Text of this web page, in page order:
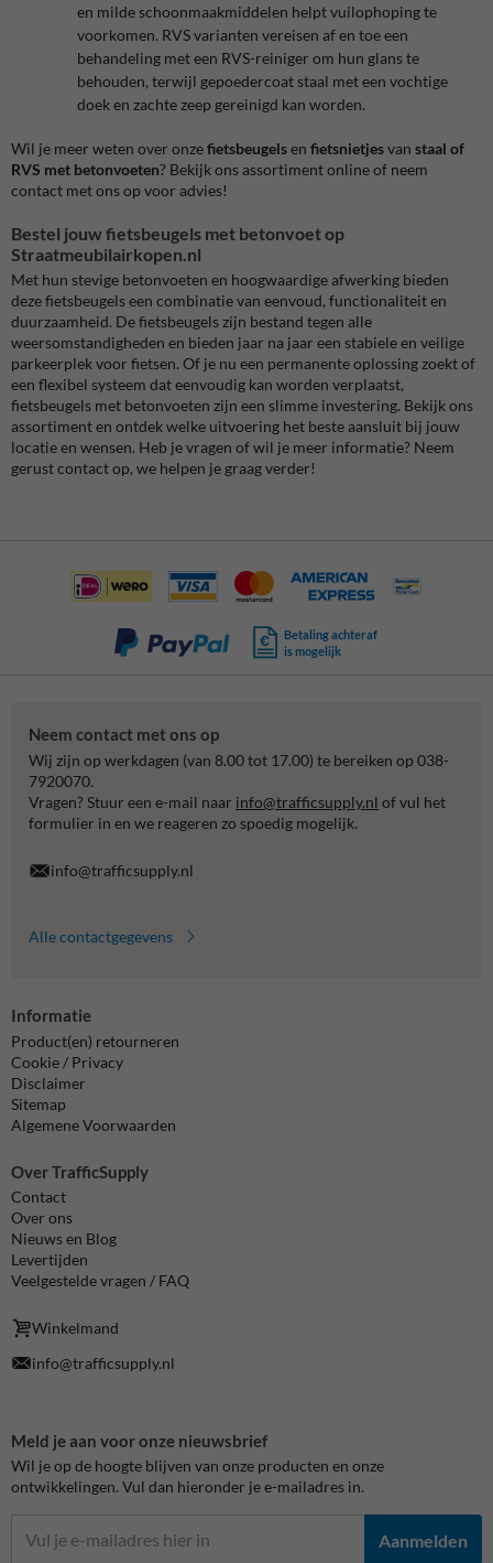
en milde schoonmaakmiddelen helpt vuilophoping te
voorkomen. RVS varianten vereisen af en toe een
behandeling met een RVS-reiniger om hun glans te
behouden, terwijl gepoedercoat staal met een vochtige
doek en zachte zeep gereinigd kan worden.
Wil je meer weten over onzefietsbeugelsen fietsnietjesvan staal of
RVS met betonvoeten? Bekijk ons assortiment online of neem
contact met ons op voor advies!
Bestel jouw fietsbeugels met betonvoet op
Straatmeubilairkopen.nl
Met hun stevige betonvoeten en hoogwaardige afwerking bieden
deze fietsbeugels een combinatie van eenvoud, functionaliteit en
duurzaamheid. De fietsbeugels zijn bestand tegen alle
weersomstandigheden en bieden jaar na jaar een stabiele en veilige
parkeerplek voor fietsen. Of je nu een permanente oplossing zoekt of
een flexibel systeem dat eenvoudig kan worden verplaatst,
fietsbeugels met betonvoeten zijn een slimme investering. Bekijk ons
assortiment en ontdek welke uitvoering het beste aansluit bij jouw
locatie en wensen. Heb je vragen of wil je meer informatie? Neem
gerust contact op, we helpen je graag verder!
Betaling achteraf
is mogelijk
Neem contact met ons op
Wij zijn op werkdagen (van 8.00 tot 17.00) te bereiken op 038-
7920070.
Vragen? Stuur een e-mail naar info@trafficsupply.nl of vul het
formulier in en we reageren zo spoedig mogelijk.
info@trafficsupply.nl
Alle contactgegevens
Informatie
Product(en) retourneren
Cookie / Privacy
Disclaimer
Sitemap
Algemene Voorwaarden
Over TrafficSupply
Contact
Over ons
Nieuws en Blog
Levertijden
Veelgestelde vragen / FAQ
Winkelmand
info@trafficsupply.nl
Meld je aan voor onze nieuwsbrief
Wil je op de hoogte blijven van onze producten en onze
ontwikkelingen. Vul dan hieronder je e-mailadres in.
Aanmelden